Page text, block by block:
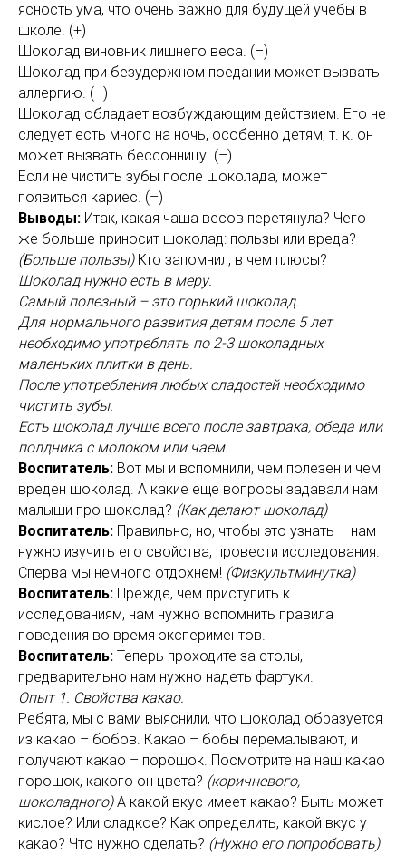
ясность ума, что очень важно для будущей учебы в
школе. (+)
Шоколад виновник лишнего веса. (–)
Шоколад при безудержном поедании может вызвать
аллергию. (–)
Шоколад обладает возбуждающим действием. Его не
следует есть много на ночь, особенно детям, т. к. он
может вызвать бессонницу. (–)
Если не чистить зубы после шоколада, может
появиться кариес. (–)
Выводы: Итак, какая чаша весов перетянула? Чего
же больше приносит шоколад: пользы или вреда?
(Больше пользы) Кто запомнил, в чем плюсы?
Шоколад нужно есть в меру.
Самый полезный – это горький шоколад.
Для нормального развития детям после 5 лет
необходимо употреблять по 2-3 шоколадных
маленьких плитки в день.
После употребления любых сладостей необходимо
чистить зубы.
Есть шоколад лучше всего после завтрака, обеда или
полдника с молоком или чаем.
Воспитатель: Вот мы и вспомнили, чем полезен и чем
вреден шоколад. А какие еще вопросы задавали нам
малыши про шоколад? (Как делают шоколад)
Воспитатель: Правильно, но, чтобы это узнать – нам
нужно изучить его свойства, провести исследования.
Сперва мы немного отдохнем! (Физкультминутка)
Воспитатель: Прежде, чем приступить к
исследованиям, нам нужно вспомнить правила
поведения во время экспериментов.
Воспитатель: Теперь проходите за столы,
предварительно нам нужно надеть фартуки.
Опыт 1. Свойства какао.
Ребята, мы с вами выяснили, что шоколад образуется
из какао – бобов. Какао – бобы перемалывают, и
получают какао – порошок. Посмотрите на наш какао
порошок, какого он цвета? (коричневого,
шоколадного)А какой вкус имеет какао? Быть может
кислое? Или сладкое? Как определить, какой вкус у
какао? Что нужно сделать? (Нужно его попробовать)